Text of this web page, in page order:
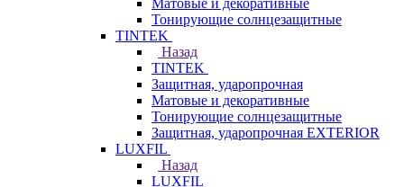
Матовые и декоративные
Тонирующие солнцезащитные
TINTEK
Назад
TINTEK
Защитная, ударопрочная
Матовые и декоративные
Тонирующие солнцезащитные
Защитная, ударопрочная EXTERIOR
LUXFIL
Назад
LUXFIL